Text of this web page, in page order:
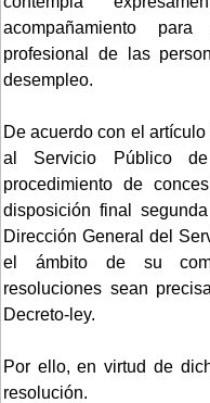
acompañamiento
profesional de las
desempleo.
De acuerdo con el
al Servicio Público
procedimiento de
disposición final
Dirección General del
el ámbito de su
resoluciones sean
Decreto-ley.
Por ello, en virtud de
resolución.